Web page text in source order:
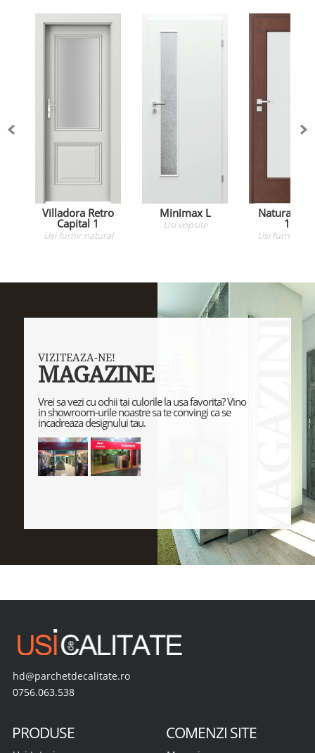
Villadora Retro
Capital 1
Usifurnir natural
Minimax L
Usi vopsite
Natura
1.3
Usifurnir
VIZITEAZA-NE!
MAGAZINE
Vrei sa vezi cu ochii tai culorile la usa favorita? Vino
in showroom-urile noastre sa te convingi ca se
incadreaza designului tau.
hd@parchetdecalitate.ro
0756.063.538
PRODUSE COMENZI SITE